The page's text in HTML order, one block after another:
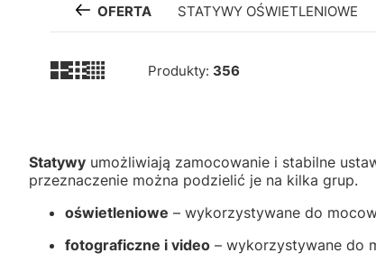
OFERTA STATYWY OŚWIETLENIOWE
Produkty: 356
Statywy umożliwiają zamocowanie i stabilne
przeznaczenie można podzielić je na kilka grup.
oświetleniowe – wykorzystywane do
fotograficzne i video – wykorzystywane do